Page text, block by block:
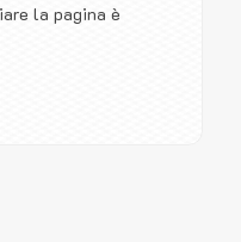
la pagina è